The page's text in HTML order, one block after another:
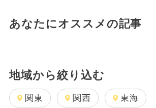
あなたにオススメの記事
地域から絞り込む
関東 関西 東海